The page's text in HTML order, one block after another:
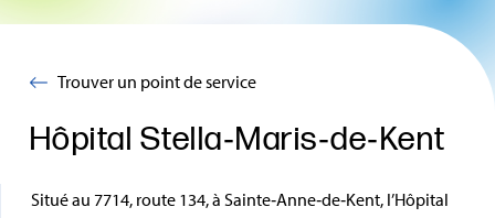
Trouver un point de service
Hôpital Stella‑Maris‑de‑Kent
Situé au 7714, route 134, à Sainte‑Anne‑de‑Kent, l’Hôpital